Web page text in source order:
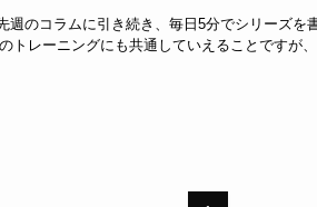
のコラムに引き続き、毎日5分でシリーズ
トレーニングにも共通していえることですが、